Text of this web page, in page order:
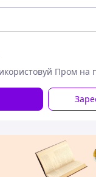
Пром на